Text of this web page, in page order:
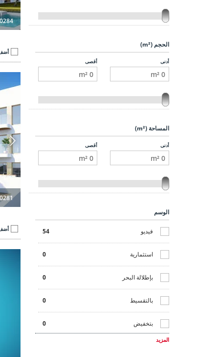
الحجم (m²)
أدنى أقصى
المساحة (m²)
أدنى أقصى
الوسم
فيديو 54
استثمارية 0
بإطلالة البحر 0
بالتقسيط 0
بتخفيض 0
المزيد
أضف
أضف